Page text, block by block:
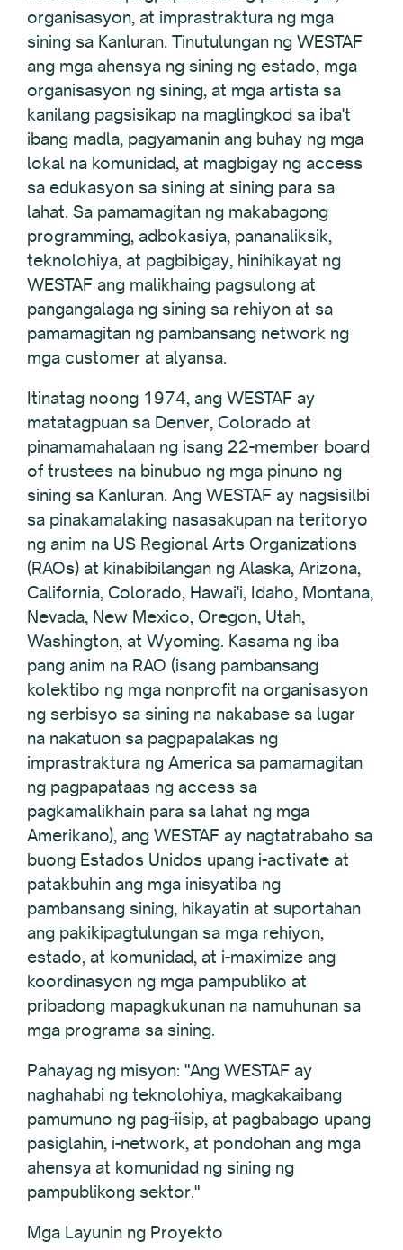
organisasyon, at imprastraktura ng mga
sining sa Kanluran. Tinutulungan ng WESTAF
ang mga ahensya ng sining ng estado, mga
organisasyon ng sining, at mga artista sa
kanilang pagsisikap na maglingkod sa iba't
ibang madla, pagyamanin ang buhay ng mga
lokal na komunidad, at magbigay ng access
sa edukasyon sa sining at sining para sa
lahat. Sa pamamagitan ng makabagong
programming, adbokasiya, pananaliksik,
teknolohiya, at pagbibigay, hinihikayat ng
WESTAF ang malikhaing pagsulong at
pangangalaga ng sining sa rehiyon at sa
pamamagitan ng pambansang network ng
mga customer at alyansa.
Itinatag noong 1974, ang WESTAF ay
matatagpuan sa Denver, Colorado at
pinamamahalaan ng isang 22-member board
of trustees na binubuo ng mga pinuno ng
sining sa Kanluran. Ang WESTAF ay nagsisilbi
sa pinakamalaking nasasakupan na teritoryo
ng anim na US Regional Arts Organizations
(RAOs) at kinabibilangan ng Alaska, Arizona,
California, Colorado, Hawai'i, Idaho, Montana,
Nevada, New Mexico, Oregon, Utah,
Washington, at Wyoming. Kasama ng iba
pang anim na RAO (isang pambansang
kolektibo ng mga nonprofit na organisasyon
ng serbisyo sa sining na nakabase sa lugar
na nakatuon sa pagpapalakas ng
imprastraktura ng America sa pamamagitan
ng pagpapataas ng access sa
pagkamalikhain para sa lahat ng mga
Amerikano), ang WESTAF ay nagtatrabaho sa
buong Estados Unidos upang i-activate at
patakbuhin ang mga inisyatiba ng
pambansang sining, hikayatin at suportahan
ang pakikipagtulungan sa mga rehiyon,
estado, at komunidad, at i-maximize ang
koordinasyon ng mga pampubliko at
pribadong mapagkukunan na namuhunan sa
mga programa sa sining.
Pahayag ng misyon: "Ang WESTAF ay
naghahabi ng teknolohiya, magkakaibang
pamumuno ng pag-iisip, at pagbabago upang
pasiglahin, i-network, at pondohan ang mga
ahensya at komunidad ng sining ng
pampublikong sektor."
Mga Layunin ng Proyekto